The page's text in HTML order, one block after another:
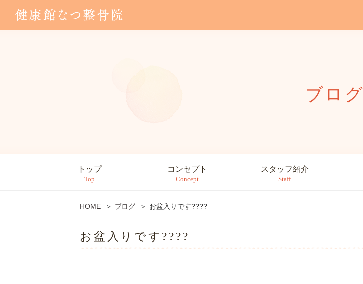
ブログ
トップ
Top
コンセプト
Concept
スタッフ紹介
Staff
HOME ブログ お盆入りです????
お盆入りです????